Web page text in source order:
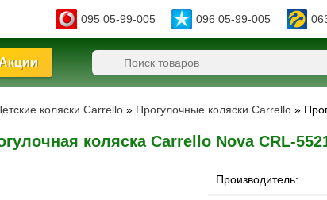
095 05-99-005 096 05-99-005
коляски Carrello » Прогулочные коляски Carrello »
коляска Carrello Nova CRL-
Производитель: